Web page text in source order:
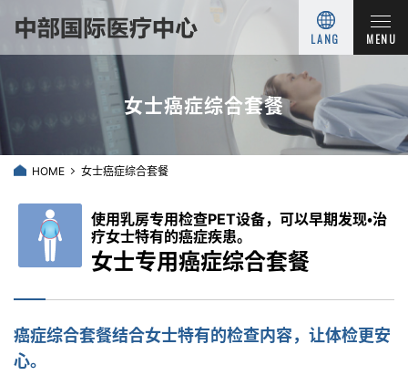
LANG MENU
女士癌症综合套餐
HOME 女士癌症综合套餐
使用乳房专用检查PET设备，可以早期发现・治
疗女士特有的癌症疾患。
女士专用癌症综合套餐
癌症综合套餐结合女士特有的检查内容，让体检更安
心。